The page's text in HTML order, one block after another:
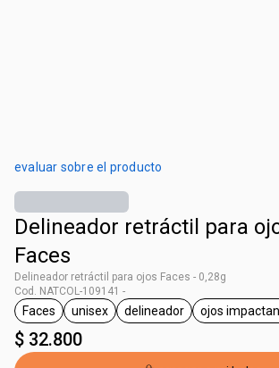
evaluar sobre el producto
Delineador retráctil para
Faces
Delineador retráctil para ojos Faces - 0,28g
Cod. NATCOL-109141 -
general.tag Faces
Faces
general.tag unisex
unisex
general.tag delineador
delineador ojos
$ 32.800